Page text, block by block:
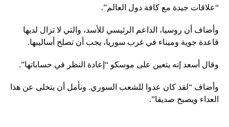
“علاقات جيدة مع كافة دول العالم”.
وأضاف أن روسيا، الداعم الرئيسي للأسد، والتي لا تزال لديها
قاعدة جوية وميناء في غرب سوريا، يجب أن تصلح أساليبها.
وقال أسعد إنه يتعين على موسكو “إعادة النظر في حساباتها”.
وأضاف “لقد كان عدوا للشعب السوري. ونأمل أن يتخلى عن هذا
العداء ويصبح صديقا”.